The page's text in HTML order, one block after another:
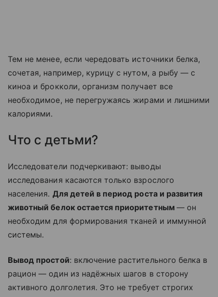
Тем не менее, если чередовать источники белка,
сочетая, например, курицу с нутом, а рыбу — с
киноа и брокколи, организм получает все
необходимое, не перегружаясь жирами и лишними
калориями.
Что с детьми?
Исследователи подчеркивают: выводы
исследования касаются только взрослого
населения. Для детей в период роста и развития
животный белок остается приоритетным — он
необходим для формирования тканей и иммунной
системы.
Вывод простой: включение растительного белка в
рацион — один из надёжных шагов в сторону
активного долголетия. Это не требует строгих